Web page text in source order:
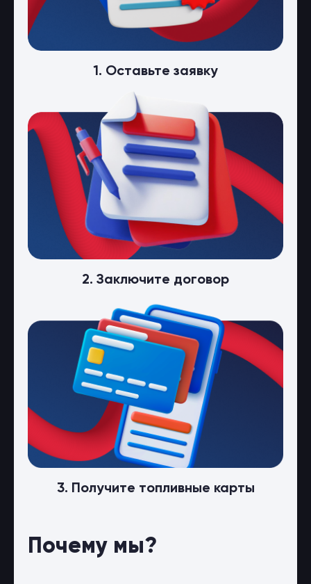
1. Оставьте заявку
2. Заключите договор
3. Получите топливные карты
Почему мы?